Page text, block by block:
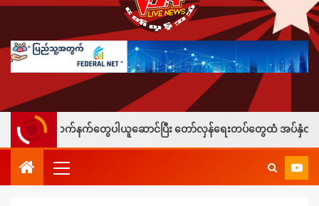
က်တွေပါယူဆောင်ပြီး တော်လှန်ရေးတပ်တွေထံ အပ်နှံလို့ သိန်းတစ်ရာချီး